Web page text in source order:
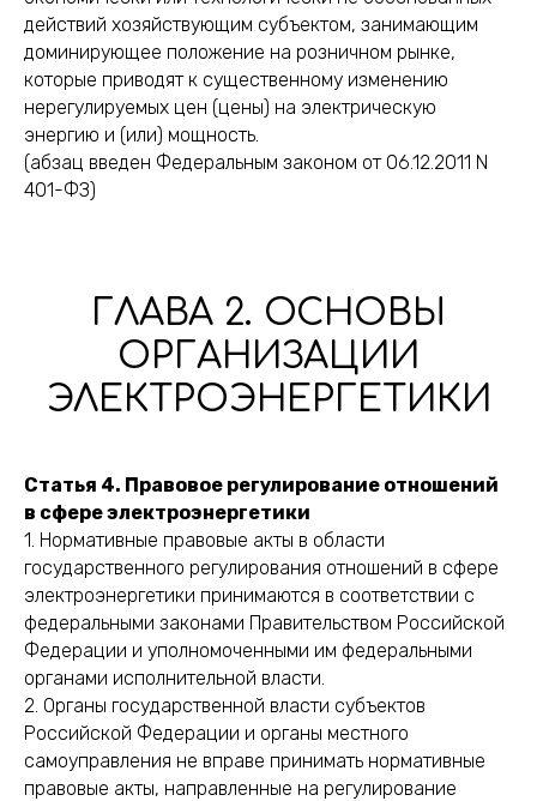
действий хозяйствующим субъектом, занимающим
доминирующее положение на розничном рынке,
которые приводят к существенному изменению
нерегулируемых цен (цены) на электрическую
энергию и (или) мощность.
(абзац введен Федеральным законом от 06.12.2011 N
401-ФЗ)
ГЛАВА 2. ОСНОВЫ
ОРГАНИЗАЦИИ
ЭЛЕКТРОЭНЕРГЕТИКИ
Статья 4. Правовое регулирование отношений
в сфере электроэнергетики
1. Нормативные правовые акты в области
государственного регулирования отношений в сфере
электроэнергетики принимаются в соответствии с
федеральными законами Правительством Российской
Федерации и уполномоченными им федеральными
органами исполнительной власти.
2. Органы государственной власти субъектов
Российской Федерации и органы местного
самоуправления не вправе принимать нормативные
правовые акты, направленные на регулирование